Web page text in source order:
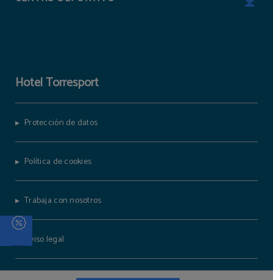
Hotel Torresport
Protección de datos